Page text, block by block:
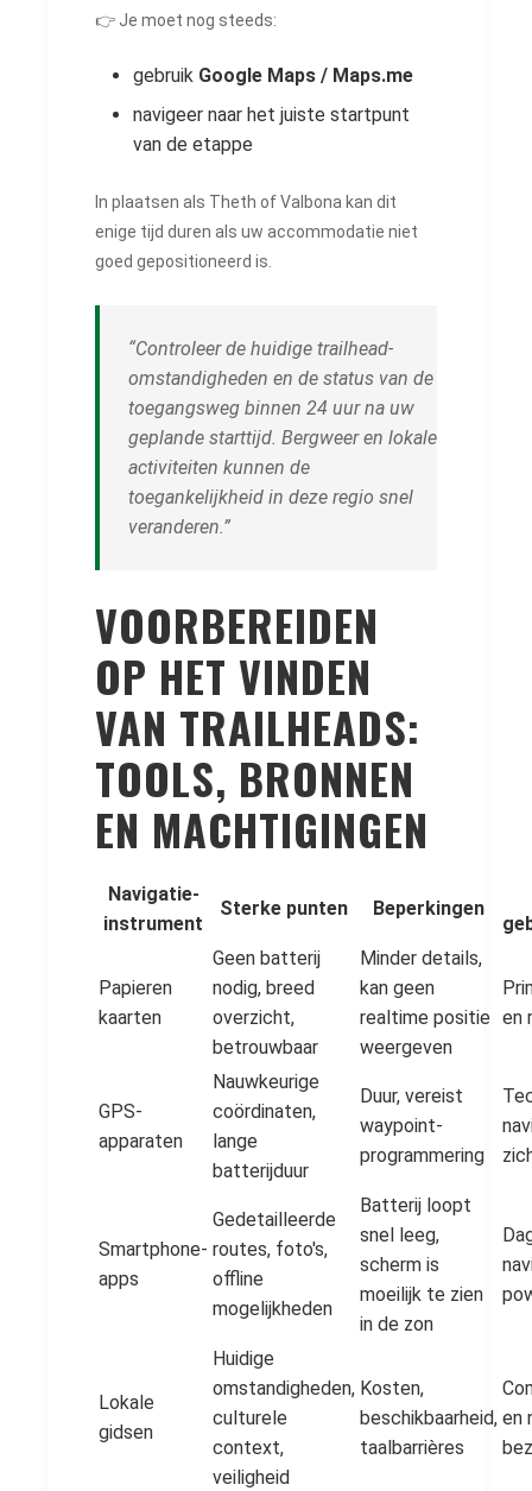
👉 Je moet nog steeds:
gebruik Google Maps / Maps.me
navigeer naar het juiste startpunt
van de etappe
In plaatsen als Theth of Valbona kan dit
enige tijd duren als uw accommodatie niet
goed gepositioneerd is.
“Controleer de huidige trailhead-
omstandigheden en de status van de
toegangsweg binnen 24 uur na uw
geplande starttijd. Bergweer en lokale
activiteiten kunnen de
toegankelijkheid in deze regio snel
veranderen.”
VOORBEREIDEN
OP HET VINDEN
VAN TRAILHEADS:
TOOLS, BRONNEN
EN MACHTIGINGEN
Navigatie-
instrument
Sterke punten Beperkingen
Papieren
kaarten
Geen batterij
nodig, breed
overzicht,
betrouwbaar
Minder details,
kan geen
realtime positie
weergeven
en
GPS-
apparaten
Nauwkeurige
coördinaten,
lange
batterijduur
Duur, vereist
waypoint-
programmering
Smartphone-
apps
Gedetailleerde
routes, foto's,
offline
mogelijkheden
Batterij loopt
snel leeg,
scherm is
moeilijk te zien
in de zon
Lokale
gidsen
Huidige
omstandigheden,
culturele
context,
veiligheid
Kosten,
beschikbaarheid,
taalbarrières
en